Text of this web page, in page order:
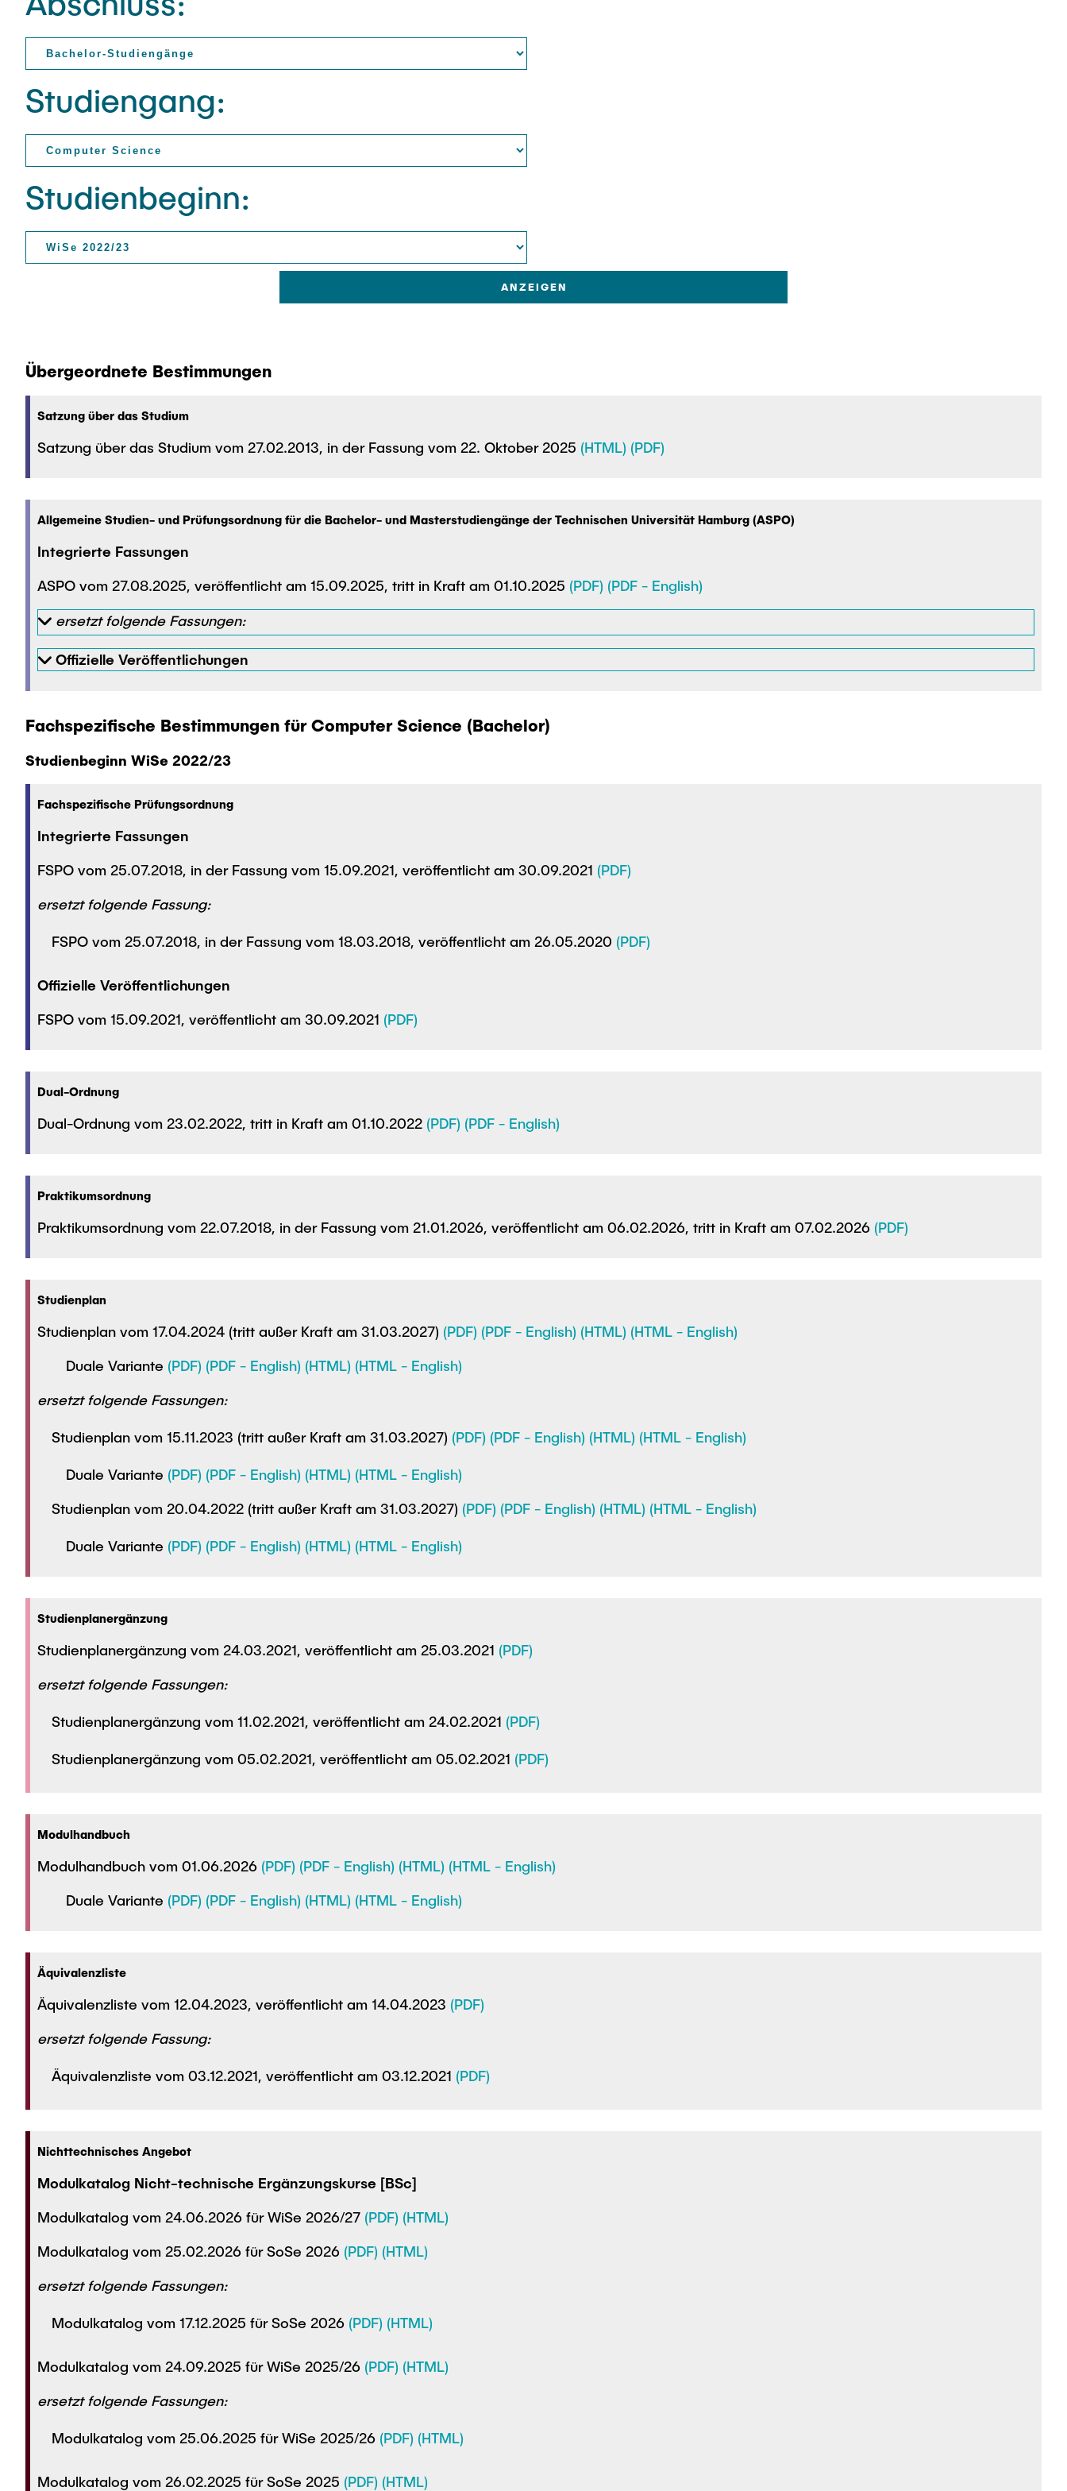
Studiengang:
Studienbeginn:
Übergeordnete Bestimmungen
Satzung über das Studium
Satzung über das Studium vom 27.02.2013, in der Fassung vom 22. Oktober 2025 (HTML) (PDF)
Allgemeine Studien- und Prüfungsordnung für die Bachelor- und Masterstudiengänge der Technischen Universität Hamburg (ASPO)
Integrierte Fassungen
ASPO vom 27.08.2025, veröffentlicht am 15.09.2025, tritt in Kraft am 01.10.2025 (PDF) (PDF - English)
ersetzt folgende Fassungen:
Offizielle Veröffentlichungen
Fachspezifische Bestimmungen für Computer Science (Bachelor)
Studienbeginn WiSe 2022/23
Fachspezifische Prüfungsordnung
Integrierte Fassungen
FSPO vom 25.07.2018, in der Fassung vom 15.09.2021, veröffentlicht am 30.09.2021 (PDF)
ersetzt folgende Fassung:
FSPO vom 25.07.2018, in der Fassung vom 18.03.2018, veröffentlicht am 26.05.2020 (PDF)
Offizielle Veröffentlichungen
FSPO vom 15.09.2021, veröffentlicht am 30.09.2021 (PDF)
Dual-Ordnung
Dual-Ordnung vom 23.02.2022, tritt in Kraft am 01.10.2022 (PDF) (PDF - English)
Praktikumsordnung
Praktikumsordnung vom 22.07.2018, in der Fassung vom 21.01.2026, veröffentlicht am 06.02.2026, tritt in Kraft am 07.02.2026 (PDF)
Studienplan
Studienplan vom 17.04.2024 (tritt außer Kraft am 31.03.2027) (PDF) (PDF - English) (HTML) (HTML - English)
Duale Variante (PDF) (PDF - English) (HTML) (HTML - English)
ersetzt folgende Fassungen:
Studienplan vom 15.11.2023 (tritt außer Kraft am 31.03.2027) (PDF) (PDF - English) (HTML) (HTML - English)
Duale Variante (PDF) (PDF - English) (HTML) (HTML - English)
Studienplan vom 20.04.2022 (tritt außer Kraft am 31.03.2027) (PDF) (PDF - English) (HTML) (HTML - English)
Duale Variante (PDF) (PDF - English) (HTML) (HTML - English)
Studienplanergänzung
Studienplanergänzung vom 24.03.2021, veröffentlicht am 25.03.2021 (PDF)
ersetzt folgende Fassungen:
Studienplanergänzung vom 11.02.2021, veröffentlicht am 24.02.2021 (PDF)
Studienplanergänzung vom 05.02.2021, veröffentlicht am 05.02.2021 (PDF)
Modulhandbuch
Modulhandbuch vom 01.06.2026 (PDF) (PDF - English) (HTML) (HTML - English)
Duale Variante (PDF) (PDF - English) (HTML) (HTML - English)
Äquivalenzliste
Äquivalenzliste vom 12.04.2023, veröffentlicht am 14.04.2023 (PDF)
ersetzt folgende Fassung:
Äquivalenzliste vom 03.12.2021, veröffentlicht am 03.12.2021 (PDF)
Nichttechnisches Angebot
Modulkatalog Nicht-technische Ergänzungskurse [BSc]
Modulkatalog vom 24.06.2026 für WiSe 2026/27 (PDF) (HTML)
Modulkatalog vom 25.02.2026 für SoSe 2026 (PDF) (HTML)
ersetzt folgende Fassungen:
Modulkatalog vom 17.12.2025 für SoSe 2026 (PDF) (HTML)
Modulkatalog vom 24.09.2025 für WiSe 2025/26 (PDF) (HTML)
ersetzt folgende Fassungen:
Modulkatalog vom 25.06.2025 für WiSe 2025/26 (PDF) (HTML)
Modulkatalog vom 26.02.2025 für SoSe 2025 (PDF) (HTML)